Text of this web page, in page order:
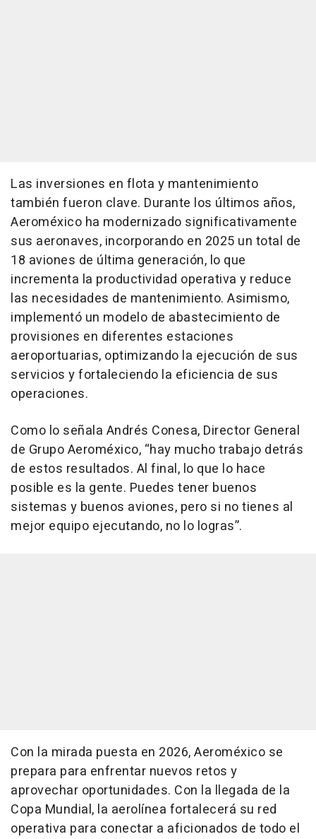
Las inversiones en flota y mantenimiento
también fueron clave. Durante los últimos años,
Aeroméxico ha modernizado significativamente
sus aeronaves, incorporando en 2025 un total de
18 aviones de última generación, lo que
incrementa la productividad operativa y reduce
las necesidades de mantenimiento. Asimismo,
implementó un modelo de abastecimiento de
provisiones en diferentes estaciones
aeroportuarias, optimizando la ejecución de sus
servicios y fortaleciendo la eficiencia de sus
operaciones.
Como lo señala Andrés Conesa, Director General
de Grupo Aeroméxico, “hay mucho trabajo detrás
de estos resultados. Al final, lo que lo hace
posible es la gente. Puedes tener buenos
sistemas y buenos aviones, pero si no tienes al
mejor equipo ejecutando, no lo logras”.
Con la mirada puesta en 2026, Aeroméxico se
prepara para enfrentar nuevos retos y
aprovechar oportunidades. Con la llegada de la
Copa Mundial, la aerolínea fortalecerá su red
operativa para conectar a aficionados de todo el